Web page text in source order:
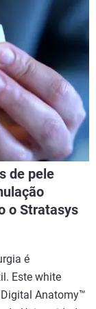
de pele
o Stratasys
é
Este white
Anatomy™